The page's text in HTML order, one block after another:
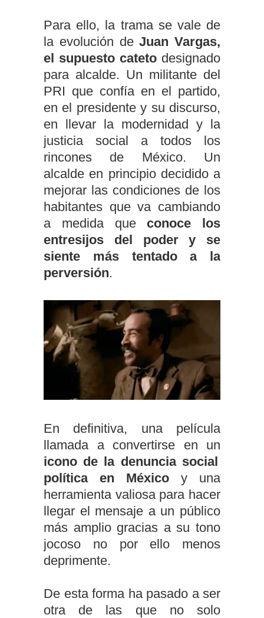
Para ello, la trama se vale de
la evolución deJuan Vargas,
el supuesto cateto designado
para alcalde. Un militante del
PRI que confía en el partido,
en el presidente y su discurso,
en llevar la modernidad y la
justicia social a todos los
rincones de México. Un
alcalde en principio decidido a
mejorar las condiciones de los
habitantes que va cambiando
a medida que conoce los
entresijos del poder y se
siente más tentado a la
perversión.
En definitiva, una película
llamada a convertirse en un
icono de la denuncia social
política en México y una
herramienta valiosa para hacer
llegar el mensaje a un público
más amplio gracias a su tono
jocoso no por ello menos
deprimente.
De esta forma ha pasado a ser
otra de las que no solo